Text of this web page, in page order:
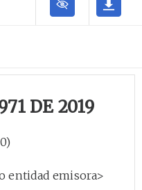
DE 2019
entidad emisora>